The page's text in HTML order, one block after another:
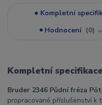
Kompletní
Hodnocení
0
Kompletní specifikace
Bruder 2346 Půdní fréza
propracované příslušenství k